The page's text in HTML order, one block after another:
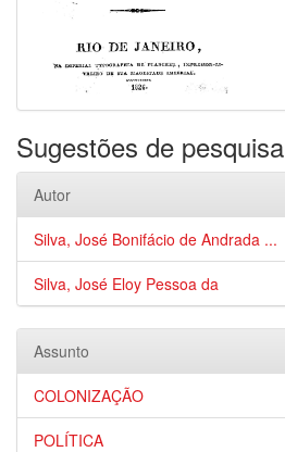
Sugestões de pesquisa
Autor
Silva, José Bonifácio de Andrada ...
Silva, José Eloy Pessoa da
Assunto
COLONIZAÇÃO
POLÍTICA